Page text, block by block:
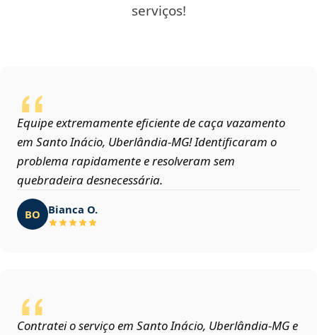
serviços!
Equipe extremamente eficiente de caça vazamento
em Santo Inácio, Uberlândia‑MG! Identificaram o
problema rapidamente e resolveram sem
quebradeira desnecessária.
BO Bianca O.
Contratei o serviço em Santo Inácio, Uberlândia‑MG e